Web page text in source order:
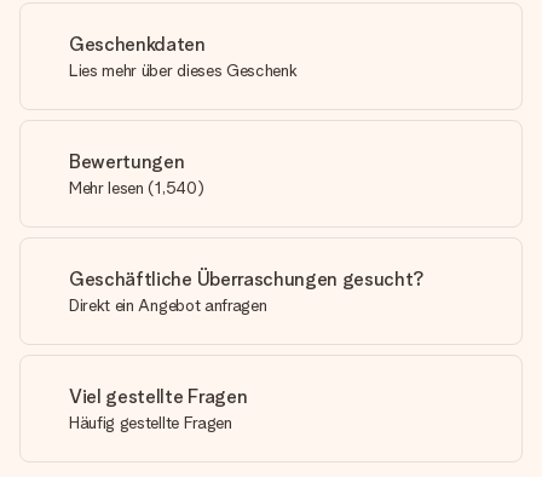
Geschenkdaten
Lies mehr über dieses Geschenk
Bewertungen
Mehr lesen (1,540)
Geschäftliche Überraschungen gesucht?
Direkt ein Angebot anfragen
Viel gestellte Fragen
Häufig gestellte Fragen